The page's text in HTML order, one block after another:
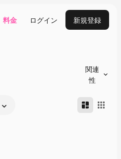
料金 ログイン 新規登録
関連
性